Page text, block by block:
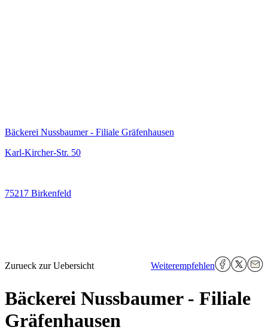
Bäckerei Nussbaumer - Filiale Gräfenhausen
Karl-Kircher-Str. 50
75217 Birkenfeld
Zurueck zur Uebersicht Weiterempfehlen
Bäckerei Nussbaumer - Filiale
Gräfenhausen